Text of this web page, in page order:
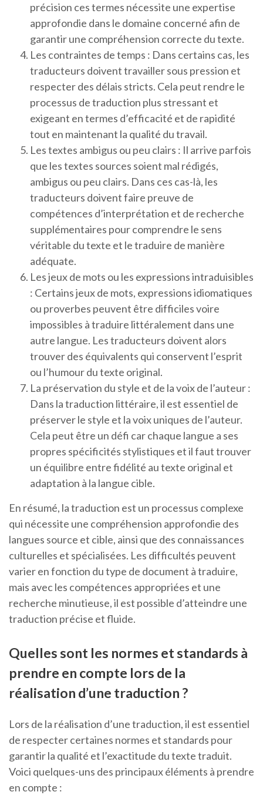
précision ces termes nécessite une expertise
approfondie dans le domaine concerné afin de
garantir une compréhension correcte du texte.
Les contraintes de temps : Dans certains cas, les
traducteurs doivent travailler sous pression et
respecter des délais stricts. Cela peut rendre le
processus de traduction plus stressant et
exigeant en termes d’efficacité et de rapidité
tout en maintenant la qualité du travail.
Les textes ambigus ou peu clairs : Il arrive parfois
que les textes sources soient mal rédigés,
ambigus ou peu clairs. Dans ces cas-là, les
traducteurs doivent faire preuve de
compétences d’interprétation et de recherche
supplémentaires pour comprendre le sens
véritable du texte et le traduire de manière
adéquate.
Les jeux de mots ou les expressions intraduisibles
: Certains jeux de mots, expressions idiomatiques
ou proverbes peuvent être difficiles voire
impossibles à traduire littéralement dans une
autre langue. Les traducteurs doivent alors
trouver des équivalents qui conservent l’esprit
ou l’humour du texte original.
La préservation du style et de la voix de l’auteur :
Dans la traduction littéraire, il est essentiel de
préserver le style et la voix uniques de l’auteur.
Cela peut être un défi car chaque langue a ses
propres spécificités stylistiques et il faut trouver
un équilibre entre fidélité au texte original et
adaptation à la langue cible.
En résumé, la traduction est un processus complexe
qui nécessite une compréhension approfondie des
langues source et cible, ainsi que des connaissances
culturelles et spécialisées. Les difficultés peuvent
varier en fonction du type de document à traduire,
mais avec les compétences appropriées et une
recherche minutieuse, il est possible d’atteindre une
traduction précise et fluide.
Quelles sont les normes et standards à
prendre en compte lors de la
réalisation d’une traduction ?
Lors de la réalisation d’une traduction, il est essentiel
de respecter certaines normes et standards pour
garantir la qualité et l’exactitude du texte traduit.
Voici quelques-uns des principaux éléments à prendre
en compte :